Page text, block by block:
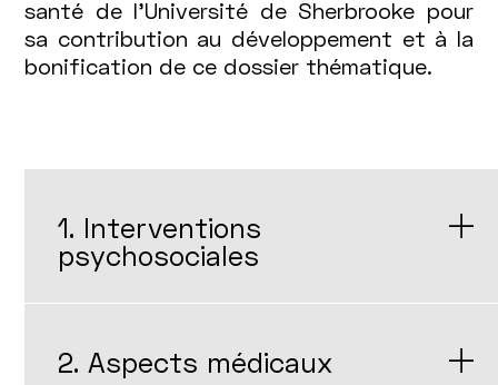
santé de l’Université de Sherbrooke pour
sa contribution au développement et à la
bonification de ce dossier thématique.
1. Interventions
psychosociales
2. Aspects médicaux